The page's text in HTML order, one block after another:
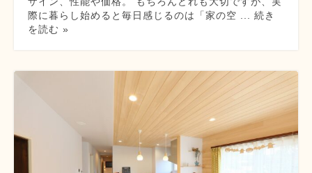
際に暮らし始めると毎日感じるのは「家の空 ... 続き
を読む »